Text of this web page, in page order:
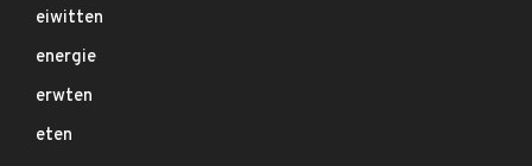
eiwitten
energie
erwten
eten